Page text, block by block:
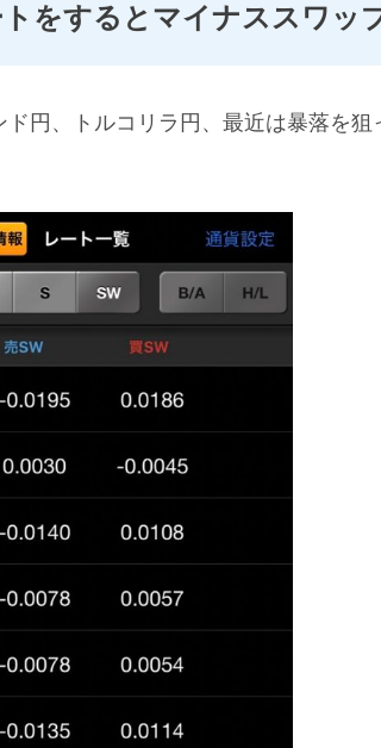
をするとマイナススワッ
ド円、トルコリラ円、最近は暴落を